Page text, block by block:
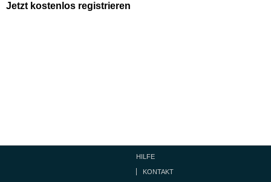
Jetzt kostenlos registrieren
HILFE
KONTAKT